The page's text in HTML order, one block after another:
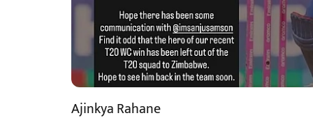
Ajinkya Rahane